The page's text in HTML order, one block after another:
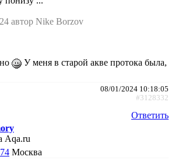
автор Nike Borzov
У меня в старой акве протока была,
08/01/2024 10:18:05
#3128332
Ответить
Aqa.ru
Москва